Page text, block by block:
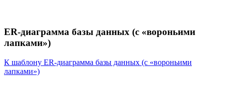
ER-диаграмма базы данных (с «вороньими
лапками»)
К шаблону ER-диаграмма базы данных (с «вороньими
лапками»)